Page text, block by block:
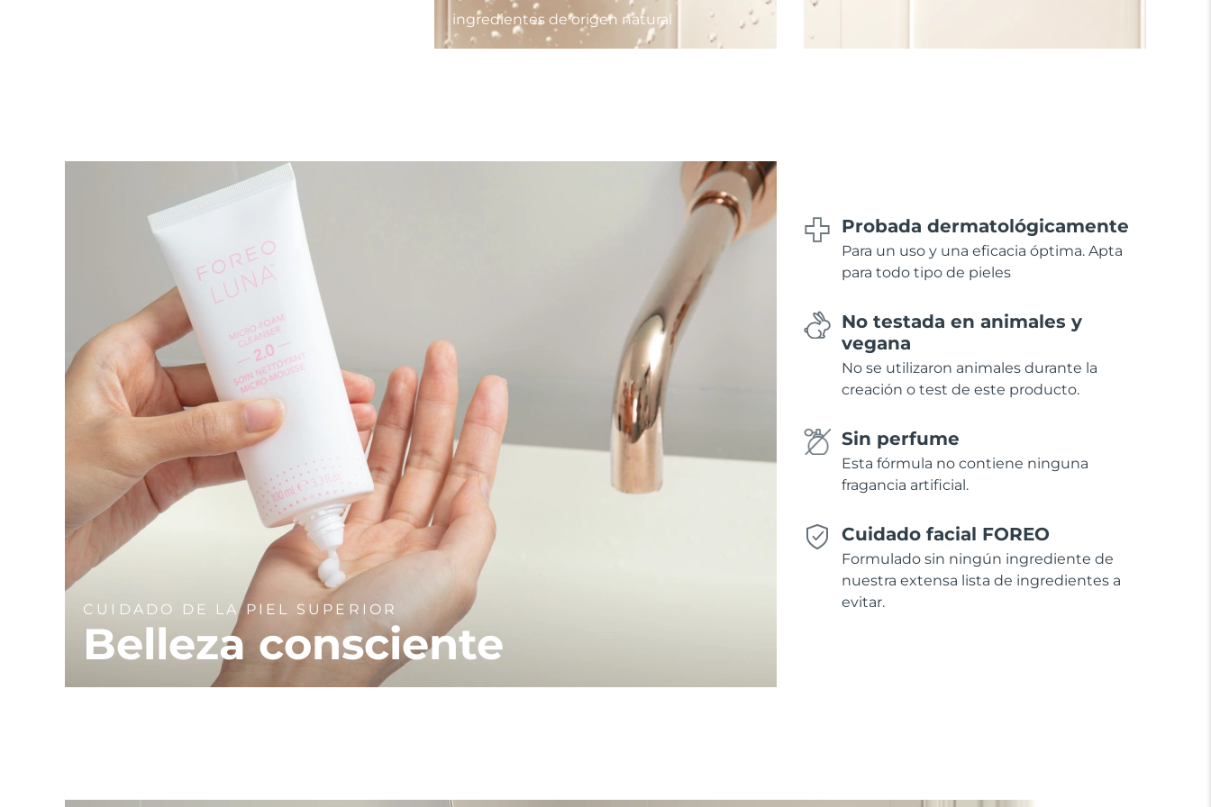
ingredientes de origen natural
CUIDADO DE LA PIEL SUPERIOR
Belleza consciente
Probada dermatológicamente
Para un uso y una eficacia óptima. Apta
para todo tipo de pieles
No testada en animales y
vegana
No se utilizaron animales durante la
creación o test de este producto.
Sin perfume
Esta fórmula no contiene ninguna
fragancia artificial.
Cuidado facial FOREO
Formulado sin ningún ingrediente de
nuestra extensa lista de ingredientes a
evitar.